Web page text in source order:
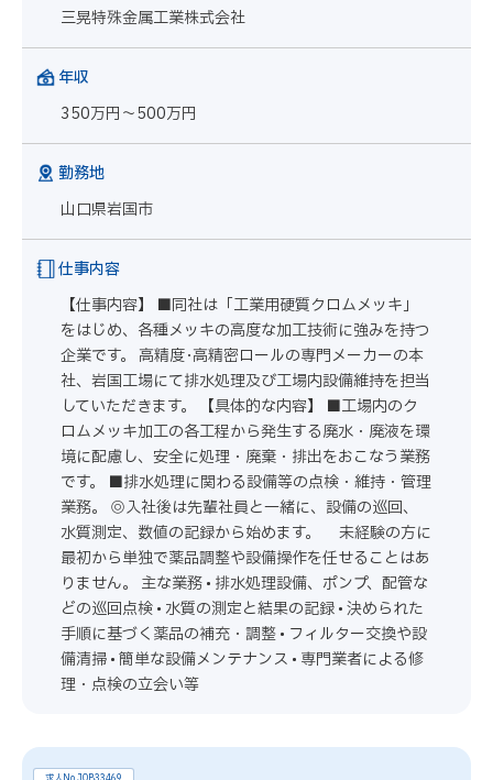
三晃特殊金属工業株式会社
年収
350万円～500万円
勤務地
山口県岩国市
仕事内容
【仕事内容】 ■同社は「工業用硬質クロムメッキ」
をはじめ、各種メッキの高度な加工技術に強みを持つ
企業です。 高精度･高精密ロールの専門メーカーの本
社、岩国工場にて排水処理及び工場内設備維持を担当
していただきます。 【具体的な内容】 ■工場内のク
ロムメッキ加工の各工程から発生する廃水・廃液を環
境に配慮し、安全に処理・廃棄・排出をおこなう業務
です。 ■排水処理に関わる設備等の点検・維持・管理
業務。 ◎入社後は先輩社員と一緒に、設備の巡回、
水質測定、数値の記録から始めます。 未経験の方に
最初から単独で薬品調整や設備操作を任せることはあ
りません。 主な業務 • 排水処理設備、ポンプ、配管な
どの巡回点検 • 水質の測定と結果の記録 • 決められた
手順に基づく薬品の補充・調整 • フィルター交換や設
備清掃 • 簡単な設備メンテナンス • 専門業者による修
理・点検の立会い等